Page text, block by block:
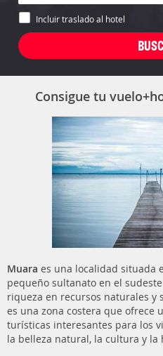
Incluir traslado al hotel
Consigue tu
Muara es una localidad situada
pequeño sultanato en el
riqueza en recursos naturales
es una zona costera que ofrece
turísticas interesantes para los
la belleza natural, la cultura y la